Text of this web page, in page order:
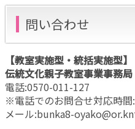
問い合わせ
【教室実施型・統括実施型】
伝統文化親子教室事業事務局
電話:0570-011-127
※電話でのお問合せ対応時
メール:bunka8-